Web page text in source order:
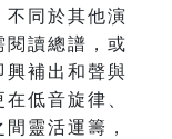
不同於其他演
閱讀總譜，或
興補出和聲與
低音旋律、
靈活運籌，